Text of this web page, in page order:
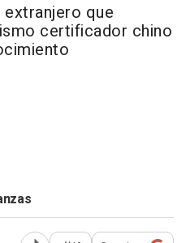
que
certificador chino